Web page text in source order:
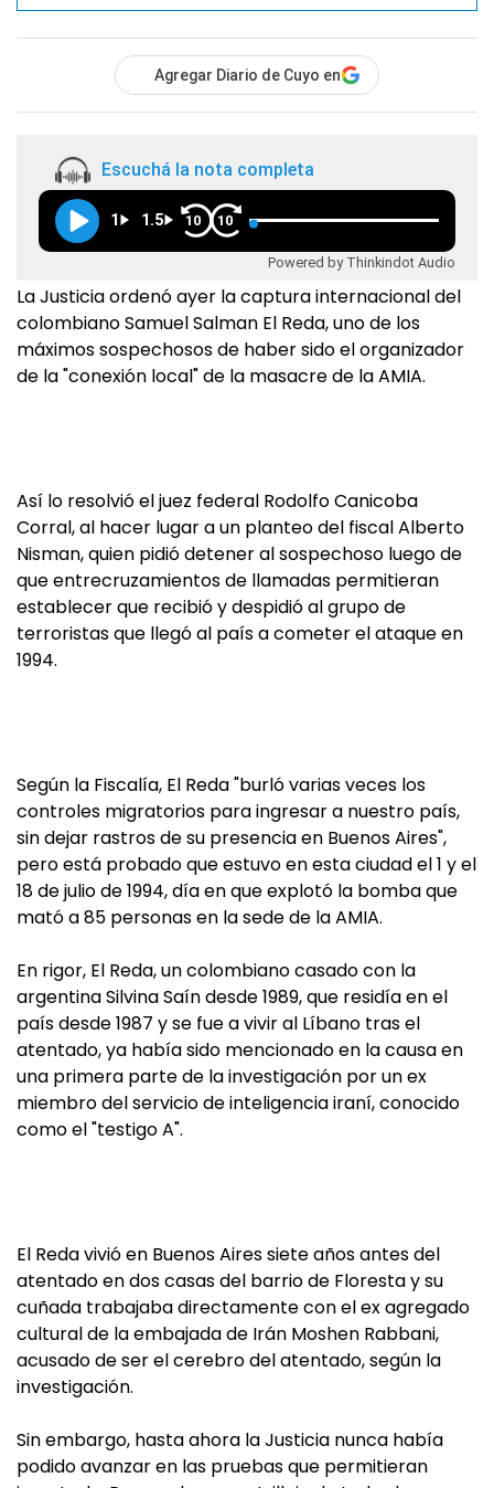
Agregar Diario de Cuyo en
Escuchá la nota completa
1 1.5 10 10
Powered by Thinkindot Audio
La Justicia ordenó ayer la captura internacional del
colombiano Samuel Salman El Reda, uno de los
máximos sospechosos de haber sido el organizador
de la "conexión local" de la masacre de la AMIA.
Así lo resolvió el juez federal Rodolfo Canicoba
Corral, al hacer lugar a un planteo del fiscal Alberto
Nisman, quien pidió detener al sospechoso luego de
que entrecruzamientos de llamadas permitieran
establecer que recibió y despidió al grupo de
terroristas que llegó al país a cometer el ataque en
1994.
Según la Fiscalía, El Reda "burló varias veces los
controles migratorios para ingresar a nuestro país,
sin dejar rastros de su presencia en Buenos Aires",
pero está probado que estuvo en esta ciudad el 1 y el
18 de julio de 1994, día en que explotó la bomba que
mató a 85 personas en la sede de la AMIA.
En rigor, El Reda, un colombiano casado con la
argentina Silvina Saín desde 1989, que residía en el
país desde 1987 y se fue a vivir al Líbano tras el
atentado, ya había sido mencionado en la causa en
una primera parte de la investigación por un ex
miembro del servicio de inteligencia iraní, conocido
como el "testigo A".
El Reda vivió en Buenos Aires siete años antes del
atentado en dos casas del barrio de Floresta y su
cuñada trabajaba directamente con el ex agregado
cultural de la embajada de Irán Moshen Rabbani,
acusado de ser el cerebro del atentado, según la
investigación.
Sin embargo, hasta ahora la Justicia nunca había
podido avanzar en las pruebas que permitieran